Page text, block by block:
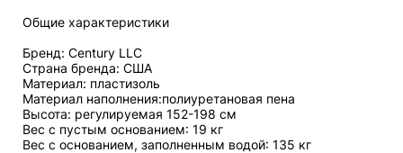
Общие характеристики
Бренд: Century LLC
Страна бренда: США
Материал: пластизоль
Материал наполнения:полиуретановая пена
Высота: регулируемая 152-198 см
Вес с пустым основанием: 19 кг
Вес с основанием, заполненным водой: 135 кг